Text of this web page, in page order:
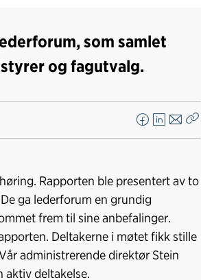
som samlet
og fagutvalg.
F
a
e
b
o
o
k
L
i
k
d
I
n
E
-
o
Rapporten ble presentert av to
ga lederforum en grundig
frem til sine anbefalinger.
Deltakerne i møtet fikk stille
administrerende direktør Stein
aktiv deltakelse.